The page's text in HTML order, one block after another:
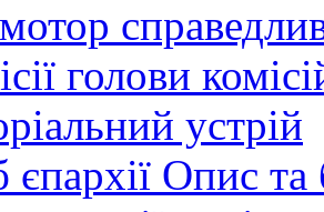
голови
устрій
єпархії Опис та